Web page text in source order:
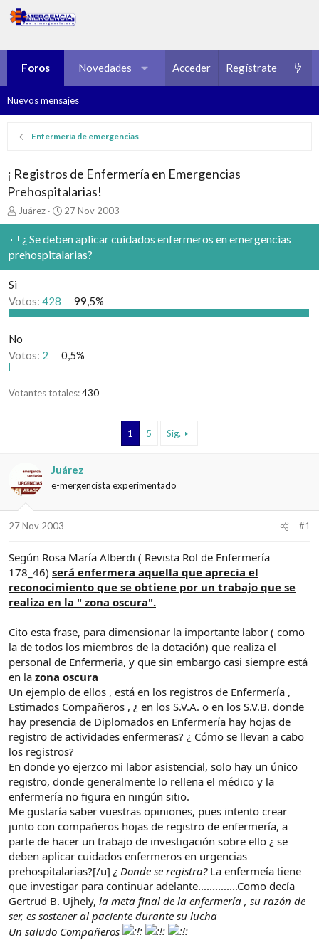
Foros Novedades Multimedia Recursos
Acceder Regístrate
Nuevos mensajes
Enfermería de emergencias
¡ Registros de Enfermería en Emergencias
Prehospitalarias!
n
i
o
r
e
l
m
Juárez
F
e
c
h
a
n
i
o
27 Nov 2003
¿ Se deben aplicar cuidados enfermeros en emergencias
prehospitalarias?
Si
Votos: 428 99,5%
No
Votos: 2 0,5%
Votantes totales 430
1 5 Sig.
Juárez
e-mergencista experimentado
27 Nov 2003 #1
Según Rosa María Alberdi ( Revista Rol de Enfermería
178_46) será enfermera aquella que aprecia el
reconocimiento que se obtiene por un trabajo que se
realiza en la " zona oscura".
Cito esta frase, para dimensionar la importante labor ( como
la de todos los miembros de la dotación) que realiza el
personal de Enfermeria, y que sin embargo casi siempre está
en la zona oscura
Un ejemplo de ellos , está en los registros de Enfermería ,
Estimados Compañeros , ¿ en los S.V.A. o en los S.V.B. donde
hay presencia de Diplomados en Enfermería hay hojas de
registro de actividades enfermeras? ¿ Cómo se llevan a cabo
los registros?
En donde yo ejerzco mi labor asistencial, solo hay un único
registro, donde generalmente lo rellena el médico y la
enfermería no figura en ningún sitio.
Me gustaría saber vuestras opiniones, pues intento crear
junto con compañeros hojas de registro de enfermería, a
parte de hacer un trabajo de investigación sobre ello ¿ se
deben aplicar cuidados enfermeros en urgencias
prehospitalarias?[/u] ¿ Donde se registra? La enfermeía tiene
que investigar para continuar adelante..............Como decía
Gertrud B. Ujhely, la meta final de la enfermería , su razón de
ser, es sostener al paciente durante su lucha
Un saludo Compañeros